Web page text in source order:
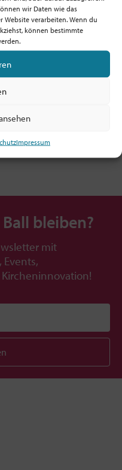
wir Daten wie das
Website verarbeiten. Wenn du
können bestimmte
Impressum
werden!
Monat!
zahlt!
bleiben?
mit